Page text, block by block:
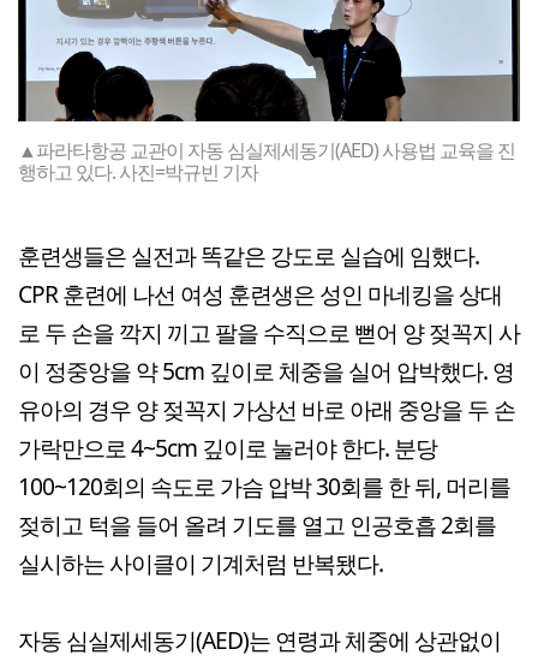
▲파라타항공 교관이 자동 심실제세동기(AED) 사용법 교육을 진
행하고 있다. 사진=박규빈 기자
훈련생들은 실전과 똑같은 강도로 실습에 임했다.
CPR 훈련에 나선 여성 훈련생은 성인 마네킹을 상대
로 두 손을 깍지 끼고 팔을 수직으로 뻗어 양 젖꼭지 사
이 정중앙을 약 5cm 깊이로 체중을 실어 압박했다. 영
유아의 경우 양 젖꼭지 가상선 바로 아래 중앙을 두 손
가락만으로 4~5cm 깊이로 눌러야 한다. 분당
100~120회의 속도로 가슴 압박 30회를 한 뒤, 머리를
젖히고 턱을 들어 올려 기도를 열고 인공호흡 2회를
실시하는 사이클이 기계처럼 반복됐다.
자동 심실제세동기(AED)는 연령과 체중에 상관없이